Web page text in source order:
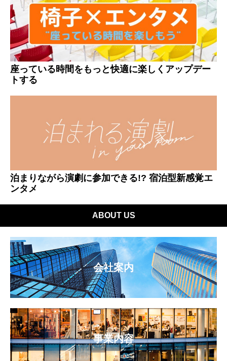
座っている時間をもっと快適に楽しくアップデー
トする
泊まりながら演劇に参加できる!? 宿泊型新感覚エ
ンタメ
ABOUT US
会社案内
事業内容